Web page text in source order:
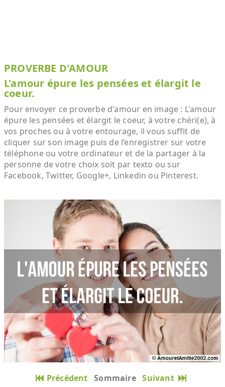
PROVERBE D'AMOUR
L'amour épure les pensées et élargit le
coeur.
Pour envoyer ce proverbe d'amour en image : L'amour
épure les pensées et élargit le coeur, à votre chéri(e), à
vos proches ou à votre entourage, il vous suffit de
cliquer sur son image puis de l’enregistrer sur votre
téléphone ou votre ordinateur et de la partager à la
personne de votre choix soit par texto ou sur
Facebook, Twitter, Google+, Linkedin ou Pinterest.
Précédent Sommaire Suivant